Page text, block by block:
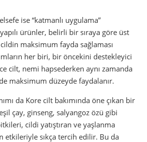
ise “katmanlı uygulama”
ürünler, belirli bir sıraya göre üst
maksimum fayda sağlaması
her biri, bir öncekini destekleyici
cilt, nemi hapsederken aynı zamanda
maksimum düzeyde faydalanır.
da Kore cilt bakımında öne çıkan bir
çay, ginseng, salyangoz özü gibi
cildi yatıştıran ve yaşlanma
etkileriyle sıkça tercih edilir. Bu da